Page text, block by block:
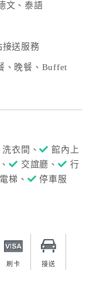
文、泰語
接送服務
、晚餐、Buffet
洗衣間、
館內上
交誼廳、
行
電梯、
停車服
刷卡 接送